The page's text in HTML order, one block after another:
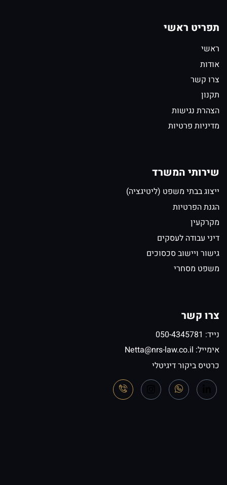
תפריט ראשי
ראשי
אודות
צרו קשר
תקנון
הצהרת נגישות
מדיניות פרטיות
שירותי המשרד
ייצוג בבתי משפט (ליטיגציה)
הגנת הפרטיות
מקרקעין
דיני עבודה לעסקים
גישור ויישוב סכסוכים
משפט מסחרי
צרו קשר
נייד: 050-4345781
אימייל: Netta@nrs-law.co.il
כרטיס ביקור דיגיטלי